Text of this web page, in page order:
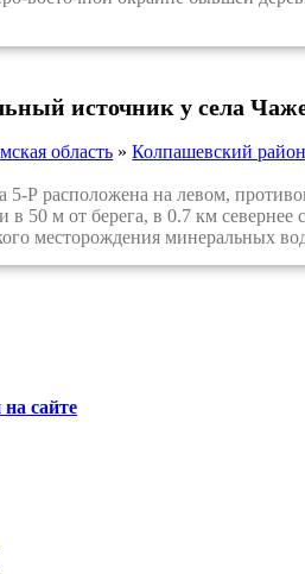
источник у села
область »Колпашевский район
Р расположена на левом,
в 50 м от берега, в 0.7 км
месторождения минеральных
сайте